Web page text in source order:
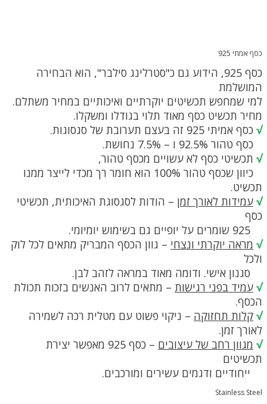
כסף אמתי 925
כסף 925, הידוע גם כ"סטרלינג סילבר", הוא הבחירה
המושלמת
למי שמחפש תכשיטים יוקרתיים ואיכותיים במחיר משתלם.
מחיר תכשיט כסף מאוד תלוי בגודלו ומשקלו.
√ כסף אמיתי 925 זה בעצם תערובת של סגסוגות.
כסף טהור 92.5% ו – 7.5% נחושת.
√ תכשיטי כסף לא עשויים מכסף טהור,
כיוון שכסף טהור 100% הוא חומר רך מכדי לייצר ממנו
תכשיט.
√ עמידות לאורך זמן – הודות לסגסוגת האיכותית, תכשיטי
כסף
√ מראה יוקרתי ונצחי – גוון הכסף המבריק מתאים לכל לוק
ולכל
סגנון אישי. ודומה מאוד במראה לזהב לבן.
√ עמיד בפני רגישות – מתאים לרוב האנשים בזכות תכולת
הכסף.
√ קלות תחזוקה – ניקוי פשוט עם מטלית רכה לשמירה
לאורך זמן.
√ מגוון רחב של עיצובים
– כסף 925 מאפשר יצירת
תכשיטים
ייחודיים ודגמים עשירים ומורכבים.
Stainless Steel